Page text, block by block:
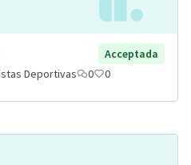
Acceptada
Deportivas 0 0